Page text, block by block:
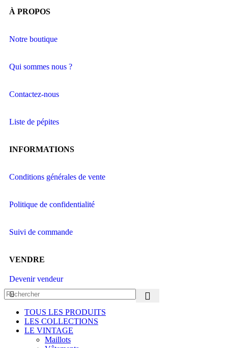
À PROPOS
Notre boutique
Qui sommes nous ?
Contactez-nous
Liste de pépites
INFORMATIONS
Conditions générales de vente
Politique de confidentialité
Suivi de commande
VENDRE
Devenir vendeur
TOUS LES PRODUITS
LES COLLECTIONS
LE VINTAGE
Maillots